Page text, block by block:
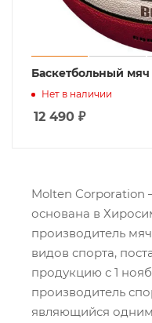
Баскетбольный
Нет в наличии
12 490 ₽
Molten Corporation
основана в
производитель
видов спорта,
продукцию с 1
производитель
являющийся